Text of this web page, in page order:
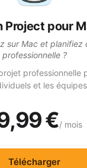
Project pour
sur Mac et planifiez
professionnelle ?
professionnelle
et les
€/ mois
Télécharger